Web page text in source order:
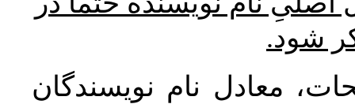
شود.
معادل نام نویسندگان